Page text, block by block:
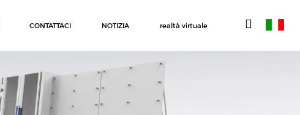
CONTATTACI NOTIZIA realtà virtuale